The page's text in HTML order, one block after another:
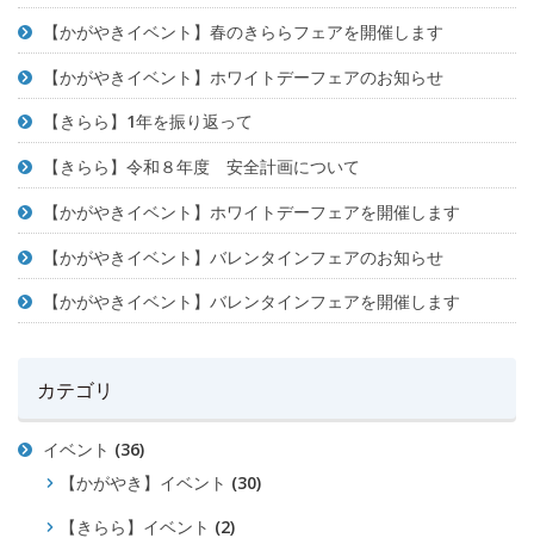
【かがやきイベント】春のきららフェアを開催します
【かがやきイベント】ホワイトデーフェアのお知らせ
【きらら】1年を振り返って
【きらら】令和８年度 安全計画について
【かがやきイベント】ホワイトデーフェアを開催します
【かがやきイベント】バレンタインフェアのお知らせ
【かがやきイベント】バレンタインフェアを開催します
カテゴリ
イベント (36)
【かがやき】イベント (30)
【きらら】イベント (2)